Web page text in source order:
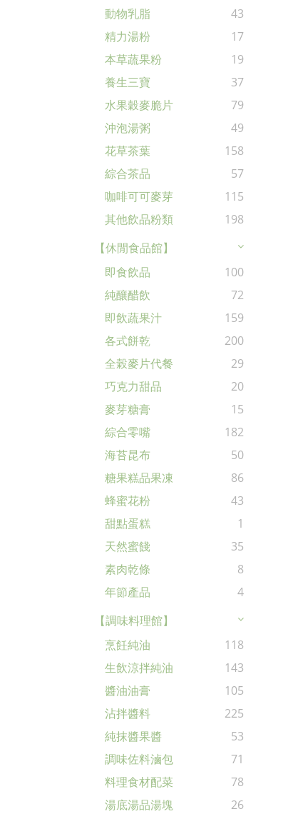
動物乳脂
43
精力湯粉
17
本草蔬果粉
19
養生三寶
37
水果穀麥脆片
79
沖泡湯粥
49
花草茶葉
158
綜合茶品
57
咖啡可可麥芽
115
其他飲品粉類
198
【休閒食品館】
即食飲品
100
純釀醋飲
72
即飲蔬果汁
159
各式餅乾
200
全榖麥片代餐
29
巧克力甜品
20
麥芽糖膏
15
綜合零嘴
182
海苔昆布
50
糖果糕品果凍
86
蜂蜜花粉
43
甜點蛋糕
1
天然蜜餞
35
素肉乾條
8
年節產品
4
【調味料理館】
烹飪純油
118
生飲涼拌純油
143
醬油油膏
105
沾拌醬料
225
純抹醬果醬
53
調味佐料滷包
71
料理食材配菜
78
湯底湯品湯塊
26